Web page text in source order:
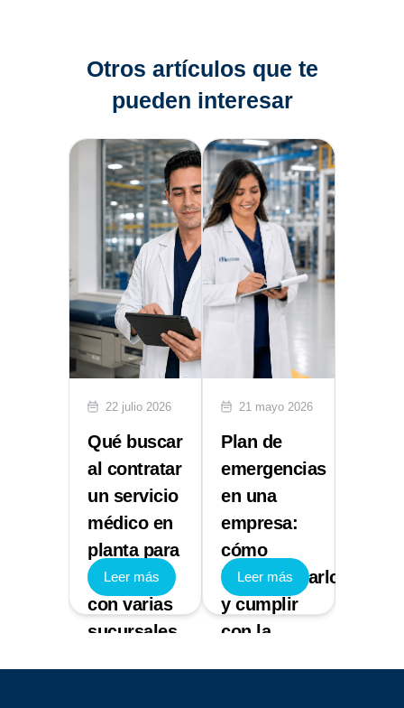
Otros artículos que te
pueden interesar
22 julio 2026
Qué buscar
al contratar
un servicio
médico en
planta para
empresas
con varias
sucursales
Leer más
21 mayo 2026
Plan de
emergencias
en una
empresa:
cómo
implementarlo
y cumplir
con la
Leer más